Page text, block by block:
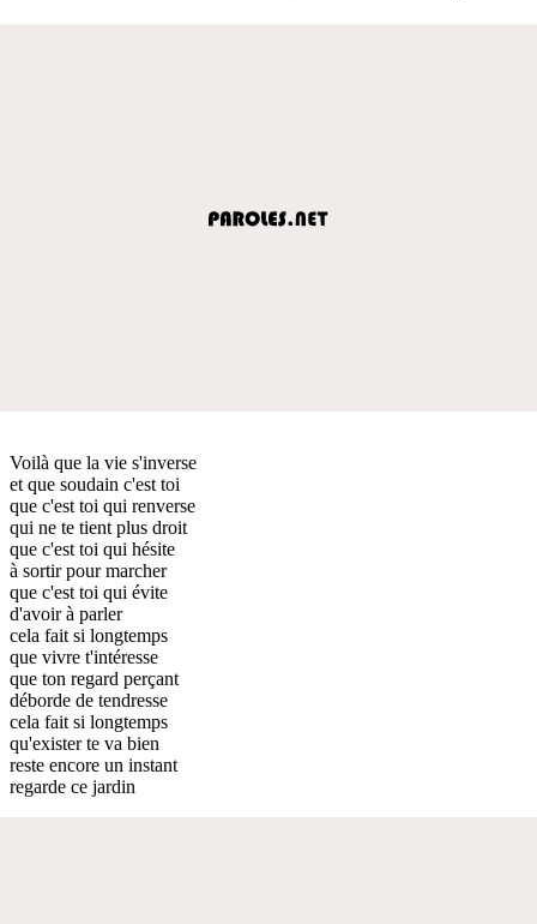
Voilà que la vie s'inverse
et que soudain c'est toi
que c'est toi qui renverse
qui ne te tient plus droit
que c'est toi qui hésite
à sortir pour marcher
que c'est toi qui évite
d'avoir à parler
cela fait si longtemps
que vivre t'intéresse
que ton regard perçant
déborde de tendresse
cela fait si longtemps
qu'exister te va bien
reste encore un instant
regarde ce jardin